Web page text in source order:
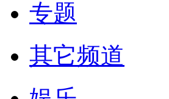
专题
其它频道